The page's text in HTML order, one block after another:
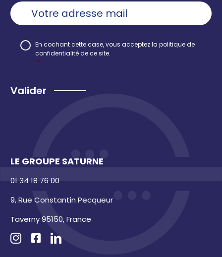
Ajouter
une
adresse
RGPD *
En cochant cette case, vous acceptez lapolitique de
confidentialitéde ce site.
*
Recaptcha
LE GROUPE SATURNE
01 34 18 76 00
9, Rue Constantin Pecqueur
Taverny 95150, France